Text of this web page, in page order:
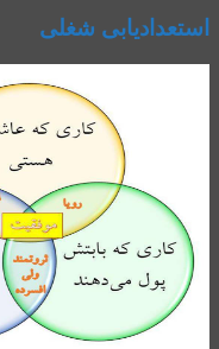
استعدادیابی شغلی